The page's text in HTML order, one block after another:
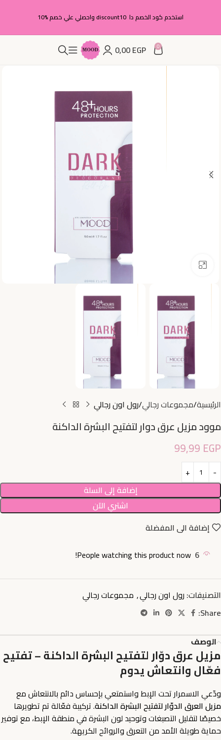
استخدم كود الخصم دا discount10 واحصلي علي خصم %10
0
0,00EGP
الرئيسية مجموعات رجالي رول اون رجالي
موود مزيل عرق دوار لتفتيح البشرة الداكنة
99,99 EGP
إضافة إلى السلة
اشتري الآن
إضافة الى المفضلة
6
People watching this product now!
التصنيفات: رول اون رجالي, مجموعات رجالي
Share:
الوصف
مزيل عرق دوّار لتفتيح البشرة الداكنة – تفتيح
فعّال وانتعاش يدوم
ودّعي الاسمرار تحت الإبط واستمتعي بإحساس دائم بالانتعاش مع
مزيل العرق الدوّار لتفتيح البشرة الداكنة. تركيبة فعّالة تم تطويرها
خصيصًا لتقليل التصبغات وتوحيد لون البشرة في منطقة الإبط، مع توفير
حماية طويلة الأمد من التعرق والروائح الكريهة.